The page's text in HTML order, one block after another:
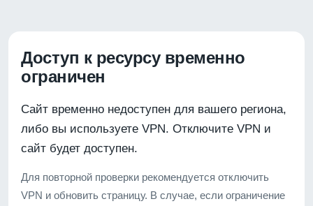
Доступ к ресурсу временно
ограничен
Сайт временно недоступен для вашего региона,
либо вы используете VPN. Отключите VPN и
сайт будет доступен.
Для повторной проверки рекомендуется отключить
VPN и обновить страницу. В случае, если ограничение